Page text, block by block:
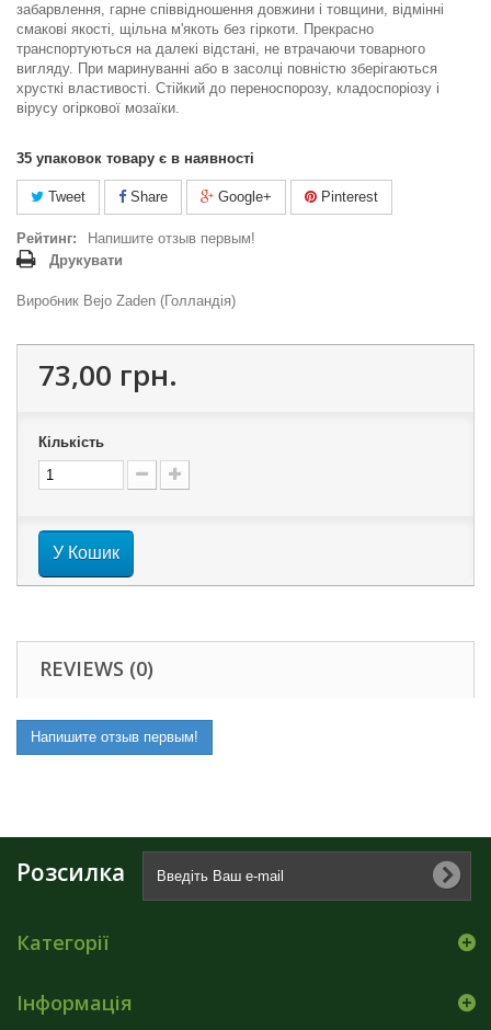
забарвлення, гарне співвідношення довжини і товщини, відмінні
смакові якості, щільна м'якоть без гіркоти. Прекрасно
транспортуються на далекі відстані, не втрачаючи товарного
вигляду. При маринуванні або в засолці повністю зберігаються
хрусткі властивості. Стійкий до переноспорозу, кладоспоріозу і
вірусу огіркової мозаїки.
35 упаковок товару є в наявності
Tweet Share Google+ Pinterest
Рейтинг:
Напишите отзыв первым!
Друкувати
Виробник Bejo Zaden (Голландія)
73,00 грн.
Кількість
У Кошик
REVIEWS (0)
Напишите отзыв первым!
Розсилка
Категорії
Інформація